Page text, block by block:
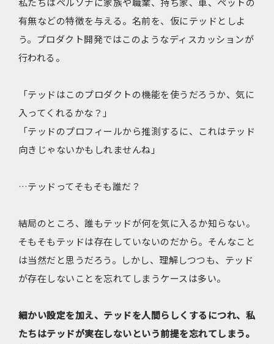
有無などの特徴を与える。名前を、仮にテッドとしよ
う。プロダクト開発ではこのようなディスカッションが
行われる。
「テッドはこのプロダクトの機能を使うだろうか、気に
入ってくれるかな？」
「テッドのプロフィールから推測するに、これはテッド
向きじゃないかもしれませんね」
…テッドってそもそも誰だ？
結局のところ、誰もテッドが何を気に入るか知らない。
そもそもテッドは存在していないのだから。そんなこと
は当然だと思うだろう。しかし、理解しつつも、テッド
が存在しないことを忘れてしまうケースは多い。
細かい設定を加え、テッドを人間らしくするにつれ、私
たちはテッドが実在しないという前提を忘れてしまう。